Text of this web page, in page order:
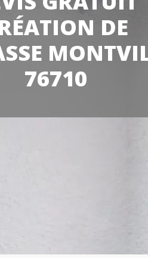
DE
76710